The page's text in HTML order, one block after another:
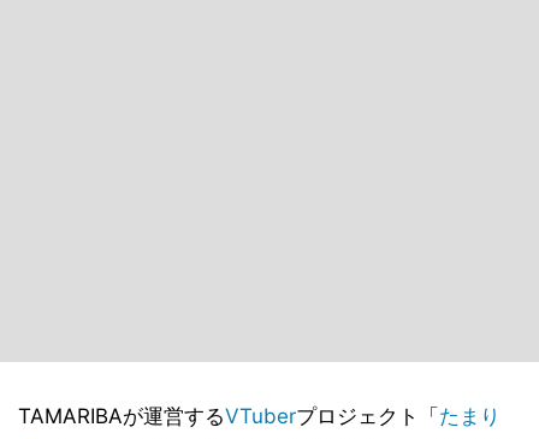
TAMARIBAが運営するVTuberプロジェクト「 たまり